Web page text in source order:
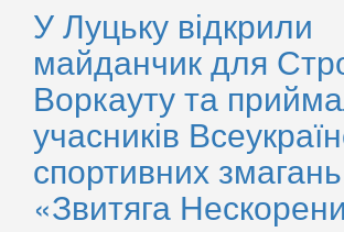
У Луцьку відкрили
майданчик для
Воркауту та
учасників
спортивних змагань
«Звитяга